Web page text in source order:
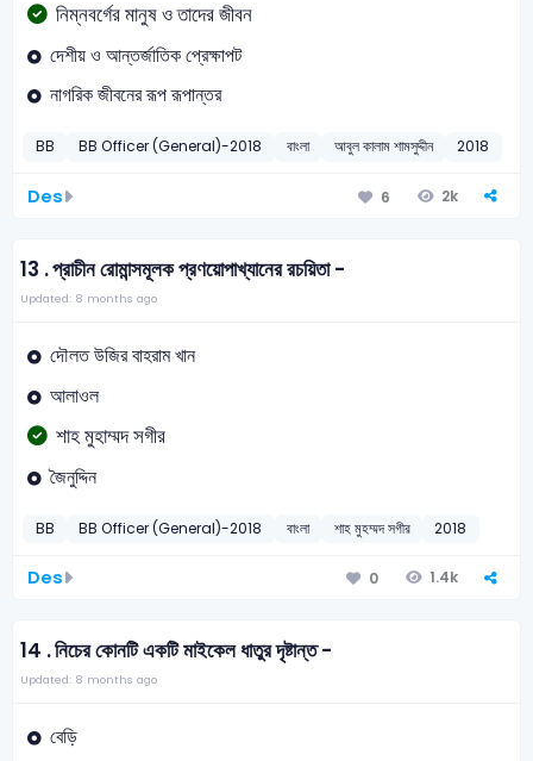
নিম্নবর্গের মানুষ ও তাদের জীবন
দেশীয় ও আন্তর্জাতিক প্রেক্ষাপট
নাগরিক জীবনের রূপ রূপান্তর
BB BB Officer (General)-2018 বাংলা আবুল কালাম শামসুদ্দীন 2018
Des 6 2k
13 .প্রাচীন রোমান্সমূলক প্রণয়োপাখ্যানের রচয়িতা -
Updated: 8 months ago
দৌলত উজির বাহরাম খান
আলাওল
শাহ মুহাম্মদ সগীর
জৈনুদ্দিন
BB BB Officer (General)-2018 বাংলা শাহ মুহম্মদ সগীর 2018
Des 0 1.4k
14 .নিচের কোনটি একটি মাইকেল ধাতুর দৃষ্টান্ত -
Updated: 8 months ago
বেড়ি